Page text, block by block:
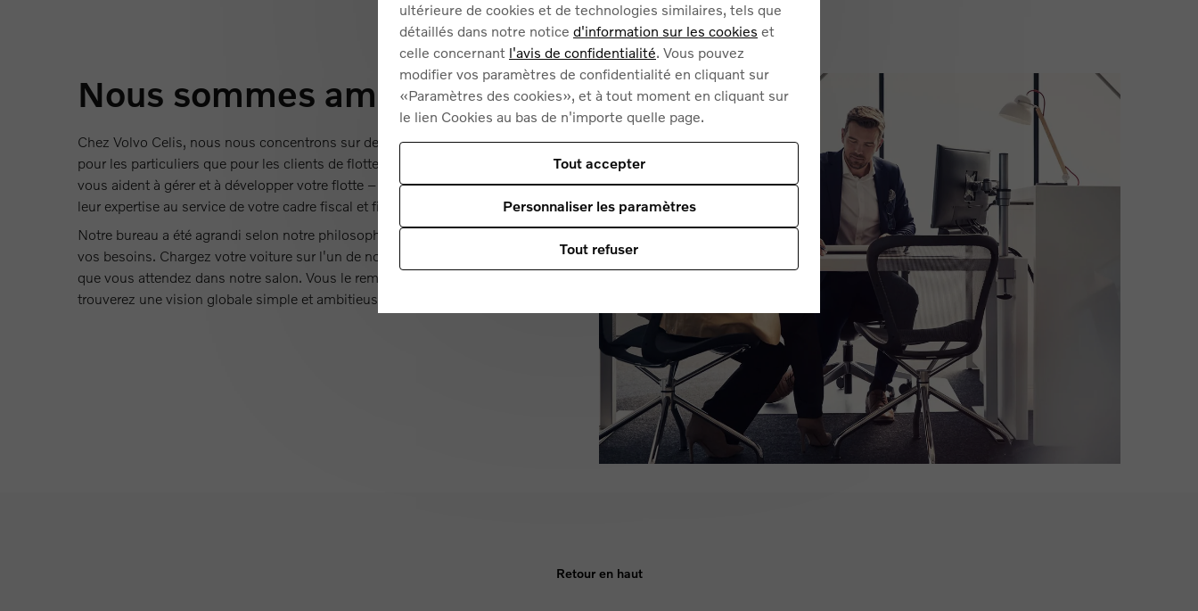
Nous sommes ambitieux
Chez Volvo Celis, nous nous concentrons sur des services sur mesure. Aussi bien
pour les particuliers que pour les clients de flotte. Nos collaborateurs spécialisés
vous aident à gérer et à développer votre flotte – et mettent leur vaste expérience et
leur expertise au service de votre cadre fiscal et financier.
Notre bureau a été agrandi selon notre philosophie : durable, confortable et axé sur
vos besoins. Chargez votre voiture sur l'un de nos deux chargeurs rapides pendant
que vous attendez dans notre salon. Vous le remarquerez : chez nous, vous
trouverez une vision globale simple et ambitieuse.
Retour en haut
ultérieure de cookies et de technologies similaires, tels que
détaillés dans notre notice d'information sur les cookies et
celle concernant l'avis de confidentialité. Vous pouvez
modifier vos paramètres de confidentialité en cliquant sur
«Paramètres des cookies», et à tout moment en cliquant sur
le lien Cookies au bas de n'importe quelle page.
Tout accepter
Personnaliser les paramètres
Tout refuser